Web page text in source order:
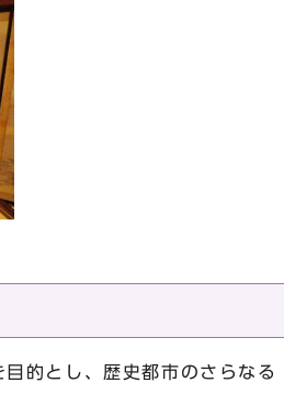
的とし、歴史都市のさらなる